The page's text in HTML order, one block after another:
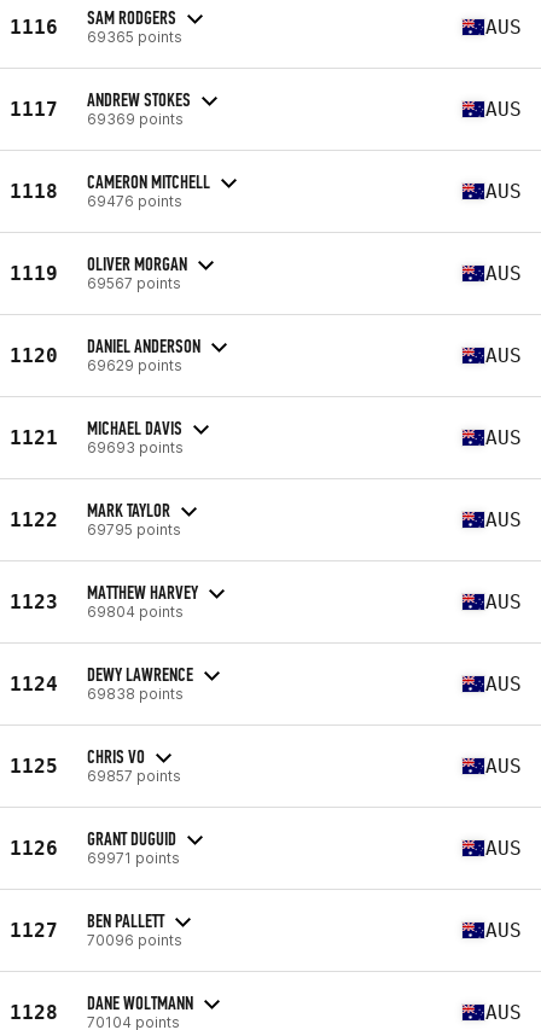
1116 SAM RODGERS
69365 points AUS
1117 ANDREW STOKES
69369 points AUS
1118 CAMERON MITCHELL
69476 points AUS
1119 OLIVER MORGAN
69567 points AUS
1120 DANIEL ANDERSON
69629 points AUS
1121 MICHAEL DAVIS
69693 points AUS
1122 MARK TAYLOR
69795 points AUS
1123 MATTHEW HARVEY
69804 points AUS
1124 DEWY LAWRENCE
69838 points AUS
1125 CHRIS VO
69857 points AUS
1126 GRANT DUGUID
69971 points AUS
1127 BEN PALLETT
70096 points AUS
1128 DANE WOLTMANN
70104 points AUS